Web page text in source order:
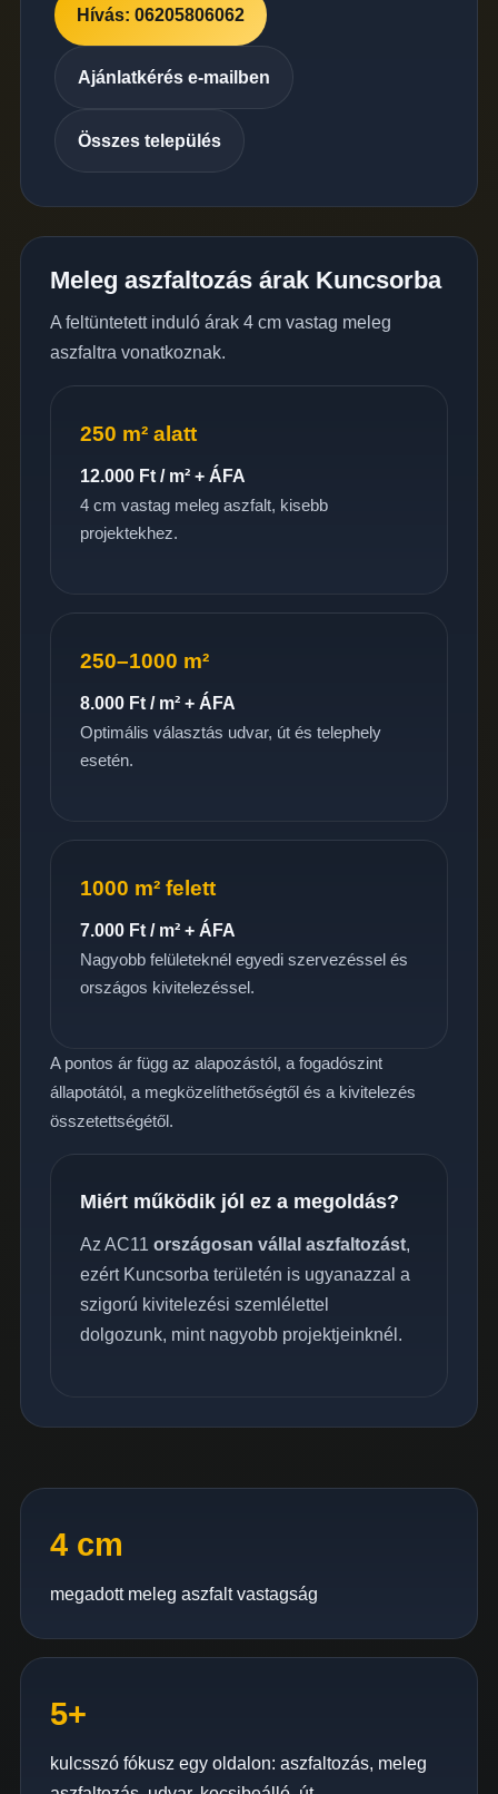
Hívás: 06205806062
Ajánlatkérés e-mailben
Összes település
Meleg aszfaltozás árak Kuncsorba
A feltüntetett induló árak 4 cm vastag meleg
aszfaltra vonatkoznak.
250 m² alatt
12.000 Ft / m² + ÁFA
4 cm vastag meleg aszfalt, kisebb
projektekhez.
250–1000 m²
8.000 Ft / m² + ÁFA
Optimális választás udvar, út és telephely
esetén.
1000 m² felett
7.000 Ft / m² + ÁFA
Nagyobb felületeknél egyedi szervezéssel és
országos kivitelezéssel.
A pontos ár függ az alapozástól, a fogadószint
állapotától, a megközelíthetőségtől és a kivitelezés
összetettségétől.
Miért működik jól ez a megoldás?
Az AC11 országosan vállal aszfaltozást,
ezért Kuncsorba területén is ugyanazzal a
szigorú kivitelezési szemlélettel
dolgozunk, mint nagyobb projektjeinknél.
4 cm
megadott meleg aszfalt vastagság
5+
kulcsszó fókusz egy oldalon: aszfaltozás, meleg